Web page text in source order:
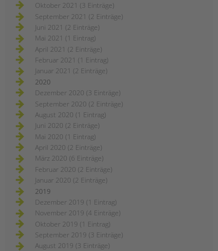
Oktober 2021 (3 Einträge)
September 2021 (2 Einträge)
Juni 2021 (2 Einträge)
Mai 2021 (1 Eintrag)
April 2021 (2 Einträge)
Februar 2021 (1 Eintrag)
Januar 2021 (2 Einträge)
2020
Dezember 2020 (3 Einträge)
September 2020 (2 Einträge)
August 2020 (1 Eintrag)
Juni 2020 (2 Einträge)
Mai 2020 (1 Eintrag)
April 2020 (2 Einträge)
März 2020 (6 Einträge)
Februar 2020 (2 Einträge)
Januar 2020 (2 Einträge)
2019
Dezember 2019 (1 Eintrag)
November 2019 (4 Einträge)
Oktober 2019 (1 Eintrag)
September 2019 (3 Einträge)
August 2019 (3 Einträge)